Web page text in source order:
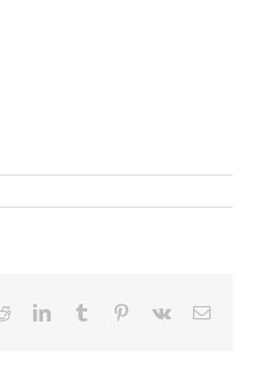
RedditLinkedInTumblr Pinterest
Vk
Correo